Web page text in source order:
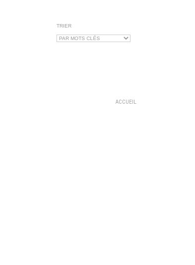
TRIER
ACCUEIL